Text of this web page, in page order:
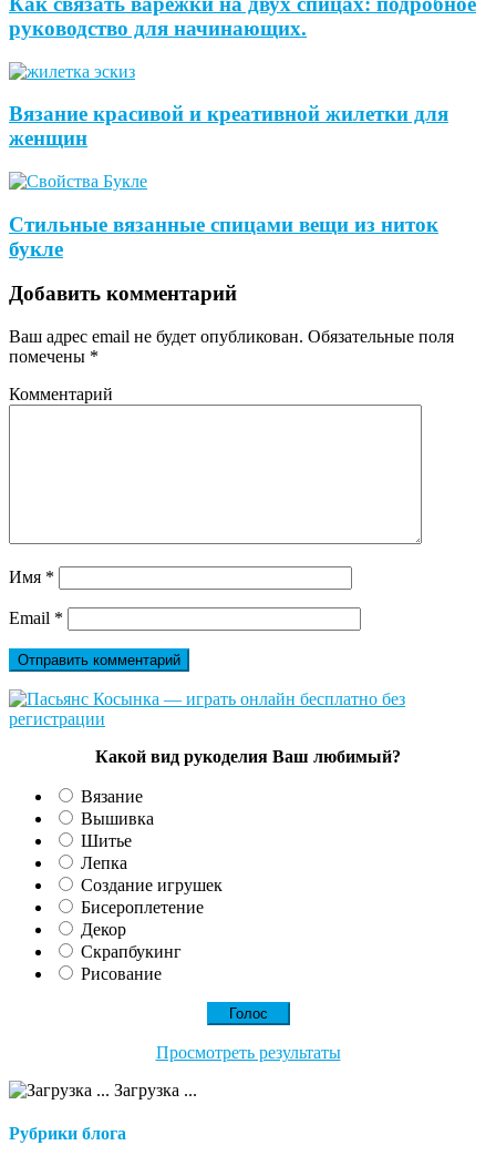
руководство для начинающих.
Вязание красивой и креативной жилетки для
женщин
Стильные вязанные спицами вещи из ниток
букле
Добавить комментарий
Ваш адрес email не будет опубликован. Обязательные поля
помечены *
Комментарий
Имя *
Email *
Какой вид рукоделия Ваш любимый?
Вязание
Вышивка
Шитье
Лепка
Создание игрушек
Бисероплетение
Декор
Скрапбукинг
Рисование
Просмотреть результаты
Загрузка ...
Рубрики блога